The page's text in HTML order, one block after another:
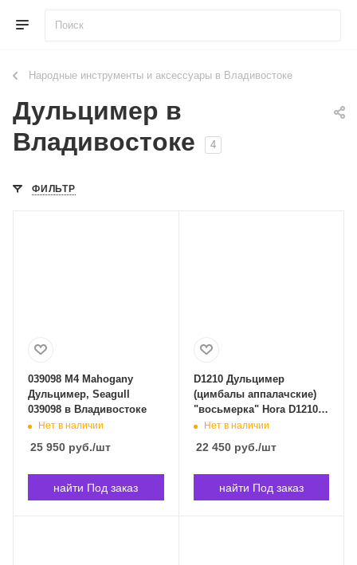
Народные инструменты и аксессуары в Владивостоке
Дульцимер в
Владивостоке
4
ФИЛЬТР
039098 M4 Mahogany
Дульцимер, Seagull
039098 в Владивостоке
Нет в наличии
25 950 руб./шт
найти Под заказ
D1210 Дульцимер
(цимбалы аппалачские)
"восьмерка" Hora D1210 в
Владивостоке
Нет в наличии
22 450руб./шт
найти Под заказ